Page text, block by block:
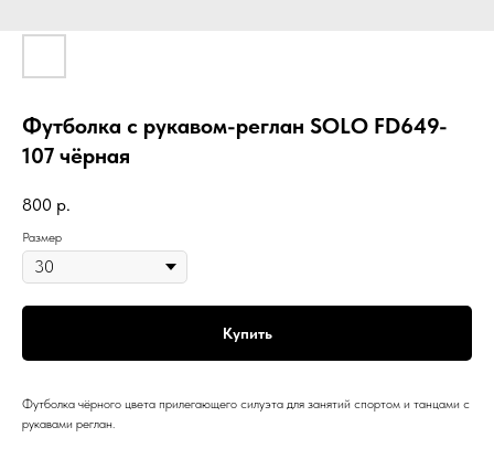
Футболка с рукавом-реглан SOLO FD649-
107 чёрная
800 р.
Размер
Купить
Футболка чёрного цвета прилегающего силуэта для занятий спортом и танцами с
рукавами реглан.